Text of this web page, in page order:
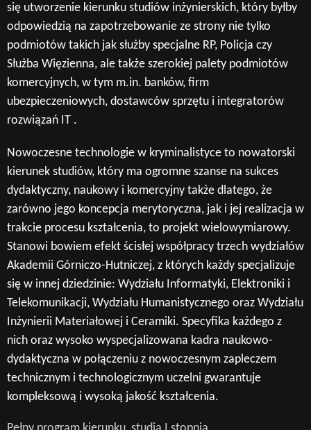
się utworzenie kierunku studiów inżynierskich, który byłby
odpowiedzią na zapotrzebowanie ze strony nie tylko
podmiotów takich jak służby specjalne RP, Policja czy
Służba Więzienna, ale także szerokiej palety podmiotów
komercyjnych, w tym m.in. banków, firm
ubezpieczeniowych, dostawców sprzętu i integratorów
rozwiązań IT .
Nowoczesne technologie w kryminalistyce to nowatorski
kierunek studiów, który ma ogromne szanse na sukces
dydaktyczny, naukowy i komercyjny także dlatego, że
zarówno jego koncepcja merytoryczna, jak i jej realizacja w
trakcie procesu kształcenia, to projekt wielowymiarowy.
Stanowi bowiem efekt ścisłej współpracy trzech wydziałów
Akademii Górniczo-Hutniczej, z których każdy specjalizuje
się w innej dziedzinie: Wydziału Informatyki, Elektroniki i
Telekomunikacji, Wydziału Humanistycznego oraz Wydziału
Inżynierii Materiałowej i Ceramiki. Specyfika każdego z
nich oraz wysoko wyspecjalizowana kadra naukowo-
dydaktyczna w połączeniu z nowoczesnym zapleczem
technicznym i technologicznym uczelni gwarantuje
kompleksową i wysoką jakość kształcenia.